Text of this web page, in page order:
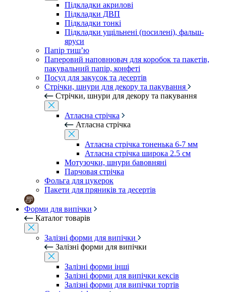
Підкладки акрилові
Підкладки ДВП
Підкладки тонкі
Підкладки ущільнені (посилені), фальш-
яруси
Папір тиш’ю
Паперовий наповнювач для коробок та пакетів,
пакувальний папір, конфеті
Посуд для закусок та десертів
Стрічки, шнури для декору та пакування
Стрічки, шнури для декору та пакування
Атласна стрічка
Атласна стрічка
Атласна стрічка тоненька 6-7 мм
Атласна стрічка широка 2.5 см
Мотузочки, шнури бавовняні
Парчовая стрічка
Фольга для цукерок
Пакети для пряників та десертів
Форми для випічки
Каталог товарів
Залізні форми для випічки
Залізні форми для випічки
Залізні форми інші
Залізні форми для випічки кексів
Залізні форми для випічки тортів